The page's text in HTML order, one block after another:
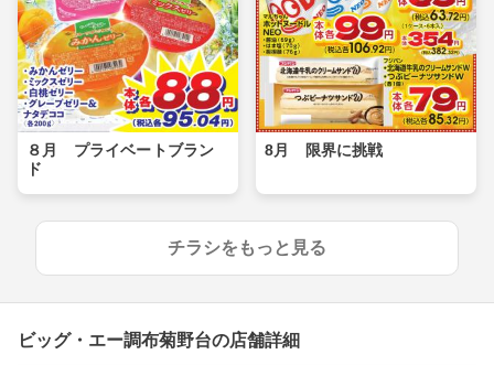
８月 プライベートブラン
ド
8月 限界に挑戦
チラシをもっと見る
ビッグ・エー調布菊野台の店舗詳細